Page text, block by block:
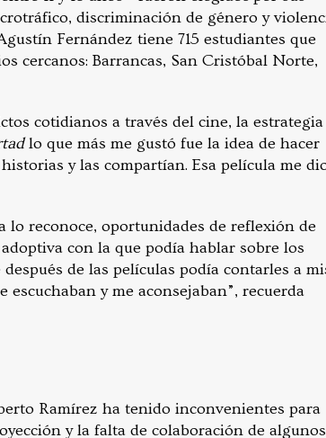
discriminación de género y
Fernández tiene 715 estudiantes que
cercanos: Barrancas, San Cristóbal Norte,
cotidianos a través del cine, la estrategia
lo que más me gustó fue la idea de hacer
y las compartían. Esa película me
lo reconoce, oportunidades de reflexión de
con la que podía hablar sobre los
de las películas podía contarles a
y me aconsejaban”, recuerda
Ramírez ha tenido inconvenientes para
y la falta de colaboración de algunos